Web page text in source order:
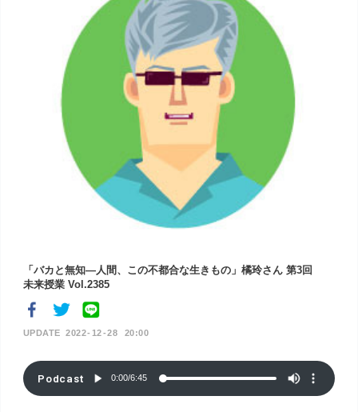
「バカと無知―人間、この不都合な生きもの」橘玲さん 第3回
未来授業 Vol.2385
2022 12 28 20:00
Podcast 0:00/6:45